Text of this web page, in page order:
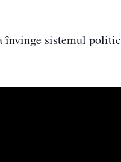
învinge sistemul